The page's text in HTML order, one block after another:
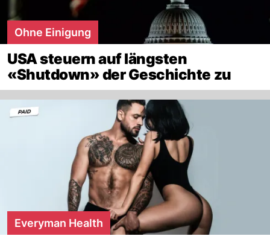
Ohne Einigung
USA steuern auf längsten
«Shutdown» der Geschichte zu
Everyman Health